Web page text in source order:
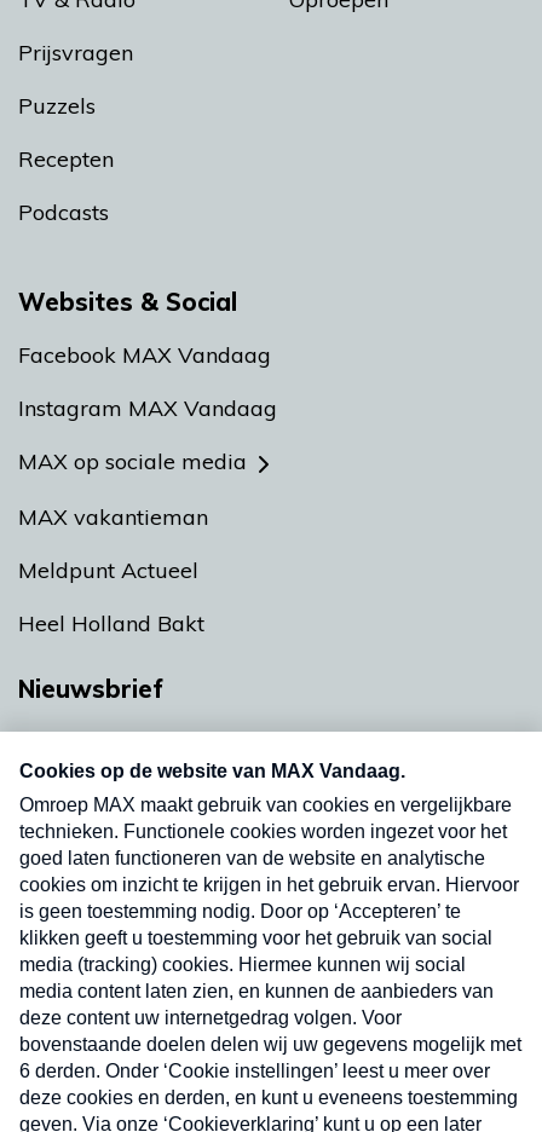
Prijsvragen
Puzzels
Recepten
Podcasts
Websites & Social
Facebook MAX Vandaag
Instagram MAX Vandaag
MAX op sociale media
MAX vakantieman
Meldpunt Actueel
Heel Holland Bakt
Nieuwsbrief
nieuwsbrief. Elke vrijdag- en dinsdagochtend in
uw mailbox.
Verzend
Nieuwsbrief